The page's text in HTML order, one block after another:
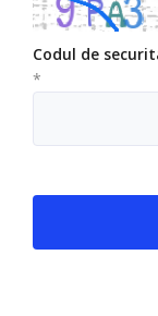
Codul de
*